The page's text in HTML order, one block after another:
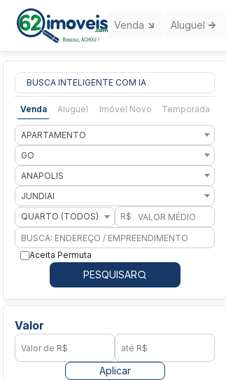
Venda Aluguel
BUSCA INTELIGENTE COM IA
Venda Aluguel Imóvel Novo Temporada
APARTAMENTO
GO
ANAPOLIS
JUNDIAI
QUARTO (TODOS)
R$
Aceita Permuta
PESQUISAR
Valor
Aplicar